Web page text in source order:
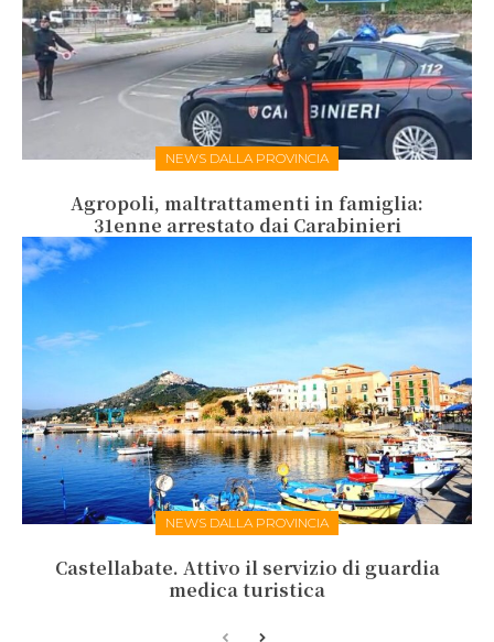
NEWS DALLA PROVINCIA
Agropoli, maltrattamenti in famiglia:
31enne arrestato dai Carabinieri
NEWS DALLA PROVINCIA
Castellabate. Attivo il servizio di guardia
medica turistica